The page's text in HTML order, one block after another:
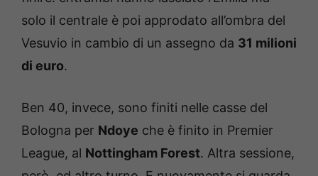
solo il centrale è poi approdato all’ombra del
Vesuvio in cambio di un assegno da 31 milioni
di euro.
Ben 40, invece, sono finiti nelle casse del
Bologna per Ndoye che è finito in Premier
League, al Nottingham Forest. Altra sessione,